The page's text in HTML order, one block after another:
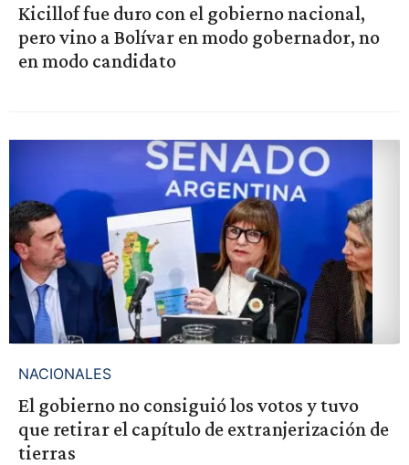
Kicillof fue duro con el gobierno nacional,
pero vino a Bolívar en modo gobernador, no
en modo candidato
NACIONALES
El gobierno no consiguió los votos y tuvo
que retirar el capítulo de extranjerización de
tierras